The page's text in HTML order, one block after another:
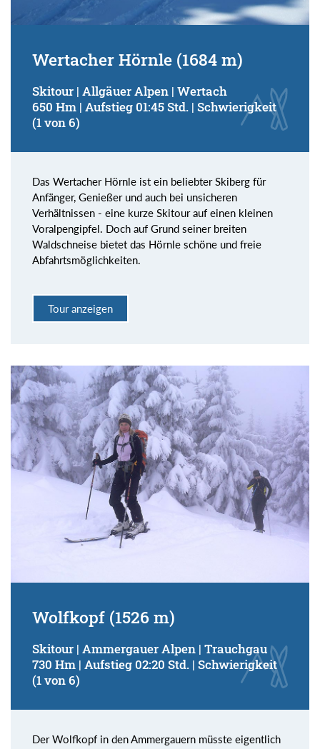
Wertacher Hörnle (1684 m)
Skitour | Allgäuer Alpen | Wertach
650 Hm | Aufstieg 01:45 Std. | Schwierigkeit
(1 von 6)
Das Wertacher Hörnle ist ein beliebter Skiberg für
Anfänger, Genießer und auch bei unsicheren
Verhältnissen - eine kurze Skitour auf einen kleinen
Voralpengipfel. Doch auf Grund seiner breiten
Waldschneise bietet das Hörnle schöne und freie
Abfahrtsmöglichkeiten.
Tour anzeigen
Wolfkopf (1526 m)
Skitour | Ammergauer Alpen | Trauchgau
730 Hm | Aufstieg 02:20 Std. | Schwierigkeit
(1 von 6)
Der Wolfkopf in den Ammergauern müsste eigentlich